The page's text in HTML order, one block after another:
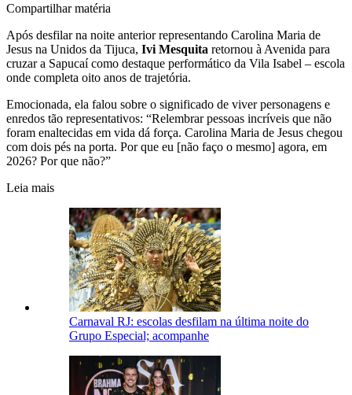
Compartilhar matéria
Após desfilar na noite anterior representando Carolina Maria de
Jesus na Unidos da Tijuca, Ivi Mesquita retornou à Avenida para
cruzar a Sapucaí como destaque performático da Vila Isabel – escola
onde completa oito anos de trajetória.
Emocionada, ela falou sobre o significado de viver personagens e
enredos tão representativos: “Relembrar pessoas incríveis que não
foram enaltecidas em vida dá força. Carolina Maria de Jesus chegou
com dois pés na porta. Por que eu [não faço o mesmo] agora, em
2026? Por que não?”
Leia mais
Carnaval RJ: escolas desfilam na última noite do
Grupo Especial; acompanhe